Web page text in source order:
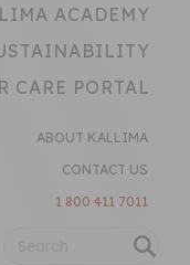
ACADEMY
CARE PORTAL
ABOUT KALLIMA
CONTACT US
1 800 411 7011